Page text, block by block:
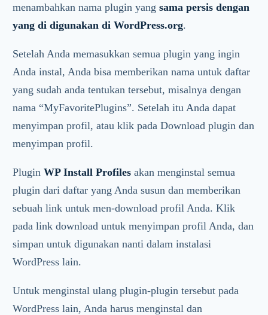
menambahkan nama plugin yangsama persis dengan
yang di digunakan di WordPress.org.
Setelah Anda memasukkan semua plugin yang ingin
Anda instal, Anda bisa memberikan nama untuk daftar
yang sudah anda tentukan tersebut, misalnya dengan
nama “MyFavoritePlugins”. Setelah itu Anda dapat
menyimpan profil, atau klik pada Download plugin dan
menyimpan profil.
PluginWP Install Profiles akan menginstal semua
plugin dari daftar yang Anda susun dan memberikan
sebuah link untuk men-download profil Anda. Klik
pada link download untuk menyimpan profil Anda, dan
simpan untuk digunakan nanti dalam instalasi
WordPress lain.
Untuk menginstal ulang plugin-plugin tersebut pada
WordPress lain, Anda harus menginstal dan